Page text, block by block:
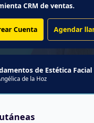
CRM de ventas.
Cuenta Agendar
de Estética Facial
de la Hoz